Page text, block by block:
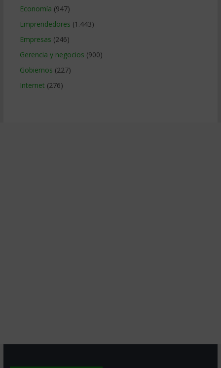
Economía (947)
Emprendedores (1.443)
Empresas (246)
Gerencia y negocios (900)
Gobiernos (227)
Internet (276)